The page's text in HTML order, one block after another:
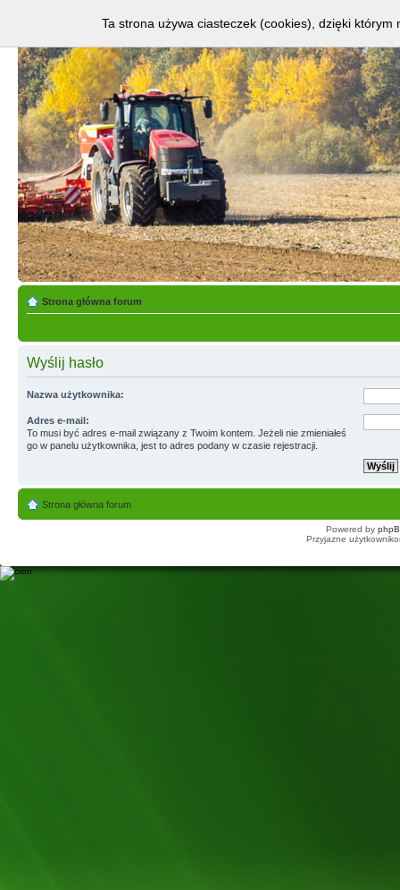
Strona główna forum
Wyślij hasło
Nazwa użytkownika:
Adres e-mail:
To musi być adres e-mail związany z Twoim kontem. Jeżeli nie zmieniałeś
go w panelu użytkownika, jest to adres podany w czasie rejestracji.
Strona główna forum
Powered by
Przyjazne
Ta strona używa ciasteczek (cookies), dzięki którym